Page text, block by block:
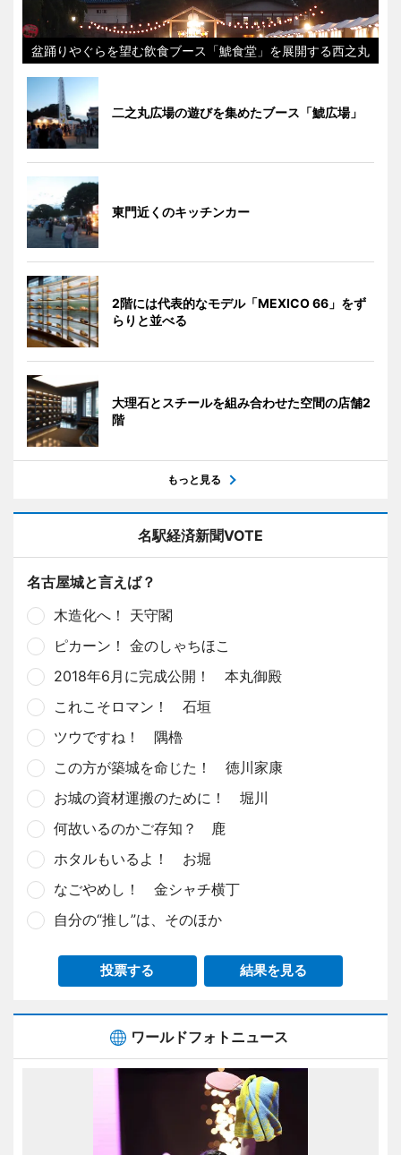
盆踊りやぐらを望む飲食ブース「鯱食堂」を展開する西之丸
二之丸広場の遊びを集めたブース「鯱広場」
東門近くのキッチンカー
2階には代表的なモデル「MEXICO 66」をず
らりと並べる
大理石とスチールを組み合わせた空間の店舗2
階
もっと見る
名駅経済新聞VOTE
名古屋城と言えば？
木造化へ！ 天守閣
ピカーン！ 金のしゃちほこ
2018年6月に完成公開！ 本丸御殿
これこそロマン！ 石垣
ツウですね！ 隅櫓
この方が築城を命じた！ 徳川家康
お城の資材運搬のために！ 堀川
何故いるのかご存知？ 鹿
ホタルもいるよ！ お堀
なごやめし！ 金シャチ横丁
自分の“推し”は、そのほか
投票する 結果を見る
ワールドフォトニュース